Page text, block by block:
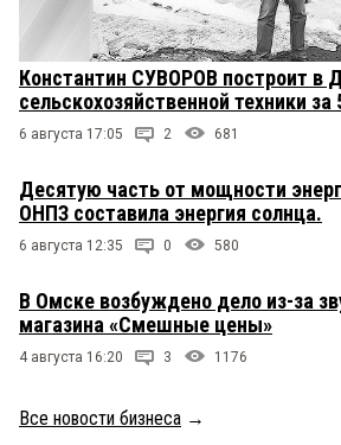
Константин СУВОРОВ построит в
сельскохозяйственной техники за
6 августа 17:05 2 681
Десятую часть от мощности
ОНПЗ составила энергия солнца.
6 августа 12:35 0 580
В Омске возбуждено дело из-за
магазина «Смешные цены»
4 августа 16:20 3 1176
Все новости бизнеса →